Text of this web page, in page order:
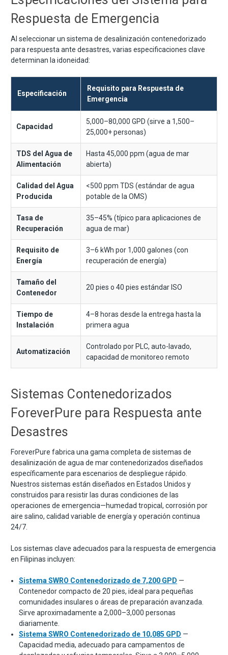
Respuesta de Emergencia
Al seleccionar un sistema de desalinización contenedorizado
para respuesta ante desastres, varias especificaciones clave
determinan la idoneidad:
Especificación
Requisito para Respuesta de
Emergencia
Capacidad
5,000–80,000 GPD (sirve a 1,500–
25,000+ personas)
TDS del Agua de
Alimentación
Hasta 45,000 ppm (agua de mar
abierta)
Calidad del Agua
Producida
<500 ppm TDS (estándar de agua
potable de la OMS)
Tasa de
Recuperación
35–45% (típico para aplicaciones de
agua de mar)
Requisito de
Energía
3–6 kWh por 1,000 galones (con
recuperación de energía)
Tamaño del
Contenedor
20 pies o 40 pies estándar ISO
Tiempo de
Instalación
4–8 horas desde la entrega hasta la
primera agua
Automatización
Controlado por PLC, auto-lavado,
capacidad de monitoreo remoto
Sistemas Contenedorizados
ForeverPure para Respuesta ante
Desastres
ForeverPure fabrica una gama completa de sistemas de
desalinización de agua de mar contenedorizados diseñados
específicamente para escenarios de despliegue rápido.
Nuestros sistemas están diseñados en Estados Unidos y
construidos para resistir las duras condiciones de las
operaciones de emergencia—humedad tropical, corrosión por
aire salino, calidad variable de energía y operación continua
24/7.
Los sistemas clave adecuados para la respuesta de emergencia
en Filipinas incluyen:
Sistema SWRO Contenedorizado de 7,200 GPD —
Contenedor compacto de 20 pies, ideal para pequeñas
comunidades insulares o áreas de preparación avanzada.
Sirve aproximadamente a 2,000–3,000 personas
diariamente.
Sistema SWRO Contenedorizado de 10,085 GPD —
Capacidad media, adecuado para campamentos de